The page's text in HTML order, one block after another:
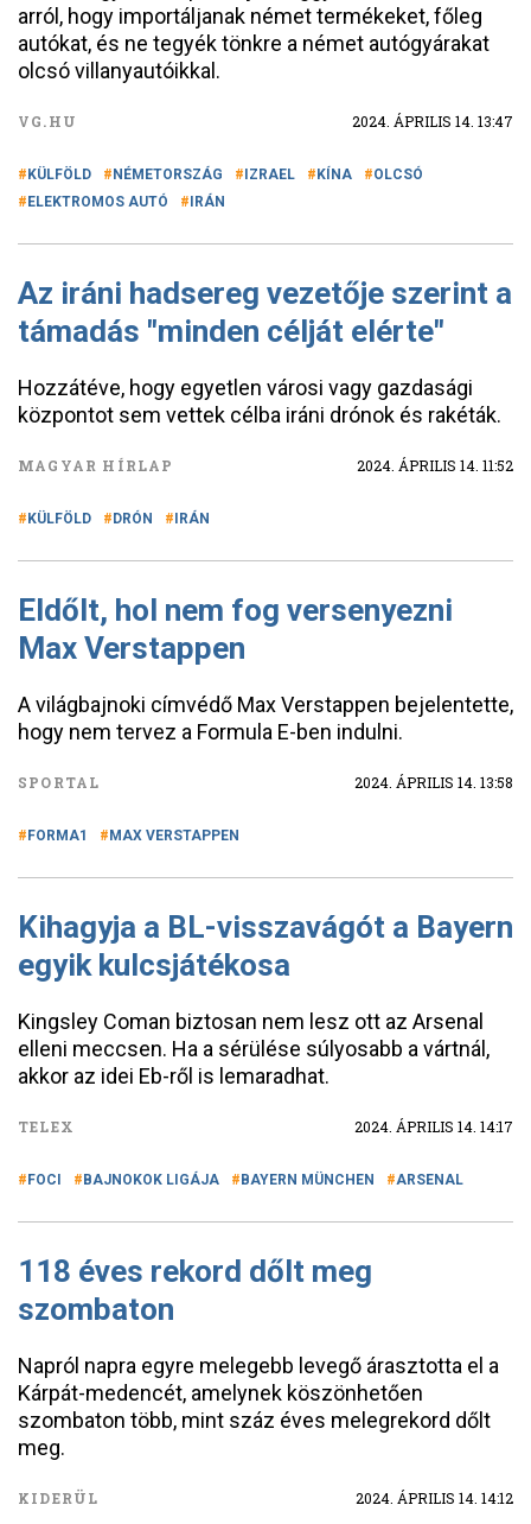
arról, hogy importáljanak német termékeket, főleg
autókat, és ne tegyék tönkre a német autógyárakat
olcsó villanyautóikkal.
VG.HU 2024. ÁPRILIS 14. 13:47
KÜLFÖLD NÉMETORSZÁG IZRAEL KÍNA
OLCSÓ
ELEKTROMOS AUTÓ
IRÁN
Az iráni hadsereg vezetője szerint a
támadás "minden célját elérte"
Hozzátéve, hogy egyetlen városi vagy gazdasági
központot sem vettek célba iráni drónok és rakéták.
MAGYAR HÍRLAP 2024. ÁPRILIS 14. 11:52
KÜLFÖLD DRÓN IRÁN
Eldőlt, hol nem fog versenyezni
Max Verstappen
A világbajnoki címvédő Max Verstappen bejelentette,
hogy nem tervez a Formula E-ben indulni.
SPORTAL 2024. ÁPRILIS 14. 13:58
FORMA1 MAX VERSTAPPEN
Kihagyja a BL-visszavágót a Bayern
egyik kulcsjátékosa
Kingsley Coman biztosan nem lesz ott az Arsenal
elleni meccsen. Ha a sérülése súlyosabb a vártnál,
akkor az idei Eb-ről is lemaradhat.
TELEX 2024. ÁPRILIS 14. 14:17
FOCI BAJNOKOK LIGÁJA BAYERN MÜNCHEN ARSENAL
118 éves rekord dőlt meg
szombaton
Napról napra egyre melegebb levegő árasztotta el a
Kárpát-medencét, amelynek köszönhetően
szombaton több, mint száz éves melegrekord dőlt
meg.
KIDERÜL 2024. ÁPRILIS 14. 14:12